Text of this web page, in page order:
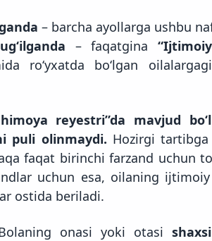
– barcha ayollarga ushbu
– faqatgina
ro‘yxatda bo‘lgan
reyestri”da mavjud
puli olinmaydi. Hozirgi tartibga
faqat birinchi farzand uchun
uchun esa, oilaning
ostida beriladi.
onasi yoki otasi